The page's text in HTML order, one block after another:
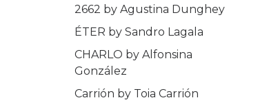
2662 by Agustina Dunghey
ÉTER by Sandro Lagala
CHARLO by Alfonsina
González
Carrión by Toia Carrión